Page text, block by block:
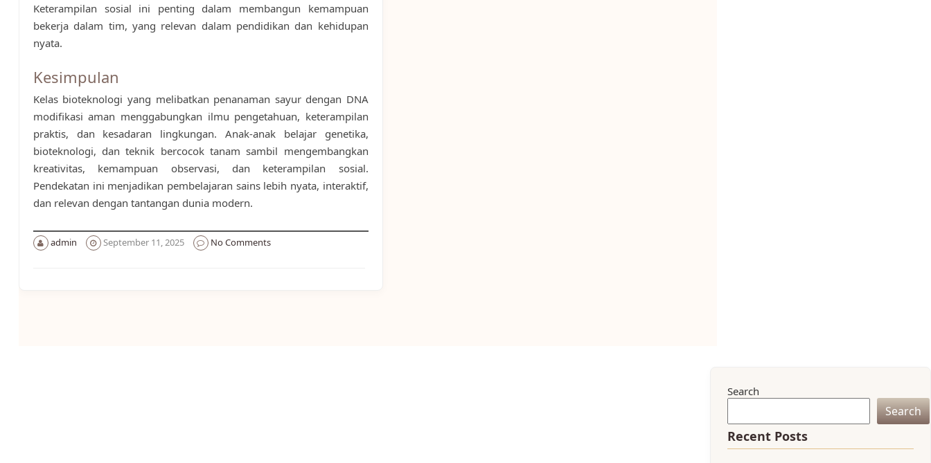
Keterampilan sosial ini penting dalam membangun kemampuan
bekerja dalam tim, yang relevan dalam pendidikan dan kehidupan
nyata.
Kesimpulan
Kelas bioteknologi yang melibatkan penanaman sayur dengan DNA
modifikasi aman menggabungkan ilmu pengetahuan, keterampilan
praktis, dan kesadaran lingkungan. Anak-anak belajar genetika,
bioteknologi, dan teknik bercocok tanam sambil mengembangkan
kreativitas, kemampuan observasi, dan keterampilan sosial.
Pendekatan ini menjadikan pembelajaran sains lebih nyata, interaktif,
dan relevan dengan tantangan dunia modern.
admin September 11, 2025 No Comments
Search
Search
Recent Posts